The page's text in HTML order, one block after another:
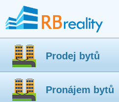
Prodej bytů
Pronájem bytů